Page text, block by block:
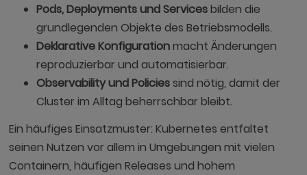
Pods, Deployments und Servicesbilden die
grundlegenden Objekte des Betriebsmodells.
Deklarative Konfigurationmacht Änderungen
reproduzierbar und automatisierbar.
Observability und Policiessind nötig, damit der
Cluster im Alltag beherrschbar bleibt.
Ein häufiges Einsatzmuster: Kubernetes entfaltet
seinen Nutzen vor allem in Umgebungen mit vielen
Containern, häufigen Releases und hohem